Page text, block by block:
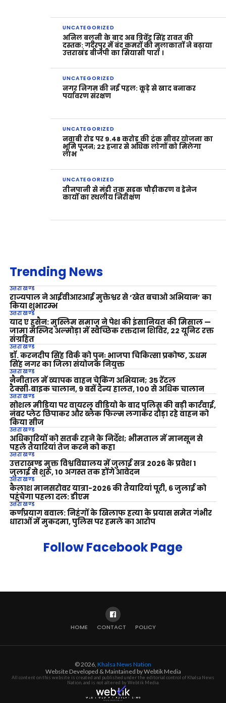
UNCATEGORIZED
अनिल बलूनी के बाद अब त्रिवेंद्र सिंह रावत की
दस्तक: गदरपुर में बंद कमरों की मुलाकातों ने बढ़ाया
उत्तराखंड बीजेपी का सियासी पारा ।
UNCATEGORIZED
नगर निगम की नई पहल: कूड़े से खाद बनाकर
पर्यावरण संरक्षण
UNCATEGORIZED
नवाबी रोड पर 9.48 करोड़ की ट्रंक सीवर योजना का
भूमि पूजन; 22 हजार से अधिक लोगों को मिलेगा
लाभ
UNCATEGORIZED
तीनपानी से मंडी तक सड़क चौड़ीकरण व ड्रेनेज
कार्यों का स्थलीय निरीक्षण
Trending News
उत्तराखण्ड
राज्यपाल ने आईवीआरआई मुक्तेश्वर से ‘खेत बचाओ अभियान’ का
किया शुभारम्भ
उत्तराखण्ड
याद ए हुसैन: मुस्लिम समाज ने पेश की इंसानियत की मिसाल —
जामा मस्जिद अल्मोड़ा में स्वैच्छिक रक्तदान शिविर, 22 यूनिट रक्त
संग्रहित
उत्तराखण्ड
डॉ. करनदीप सिंह विर्क को पुनः भाजपा चिकित्सा प्रकोष्ठ, ऊधम
सिंह नगर का जिला संयोजक नियुक्त
उत्तराखण्ड
नैनीताल में व्यापक वाहन चेकिंग अभियान; 35 रेंटल
टैक्सी‑बाइक चालान, 9 बसें दैन्य हालत, 100 से अधिक चालान
उत्तराखण्ड
सोशल मीडिया पर वायरल वीडियो के बाद पुलिस की बड़ी कार्रवाई,
नंबर प्लेट छिपाकर और ब्लैक फिल्म लगाकर दौड़ा रहे वाहन को
किया सीज
उत्तराखण्ड
अधिकारियों को सतर्क रहने के निर्देश; भीमताल में मानसून से
पहले तैयारियां तेज करने को कहा
उत्तराखण्ड
उत्तराखण्ड मुक्त विश्वविद्यालय में जुलाई सत्र 2026 के प्रवेश 1
जुलाई से शुरू, 10 अगस्त तक होंगे आवेदन
उत्तराखण्ड
कैलाश मानसरोवर यात्रा-2026 की तैयारियां पूरी, 6 जुलाई को
पहुंचेगा पहला दल: डीएम
उत्तराखण्ड
कर्णप्रयाग बवाल: निहंगों के खिलाफ हत्या के प्रयास समेत गंभीर
धाराओं में मुकदमा, पुलिस पर हमले का आरोप
Follow Facebook Page
HOME CONTACT POLICY
© 2026, Khalsa News Nation
Website Developed & Maintained by Webtik Media
All content on this website is created and published under the editorial control of Khalsa News
Nation, and is not altered by Webtik Media.